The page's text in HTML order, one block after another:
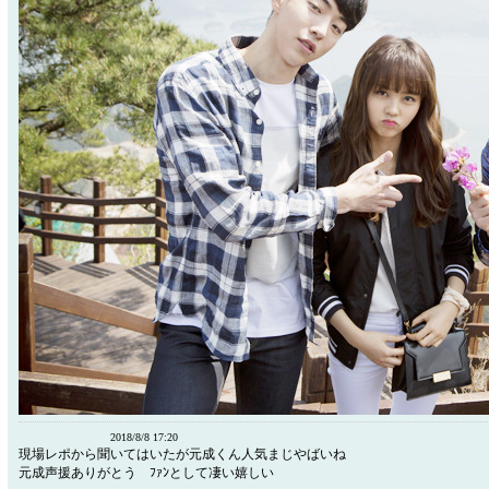
2018/8/8 17:20
現場レポから聞いてはいたが元成くん人気まじやばいね
元成声援ありがとう ﾌｧﾝとして凄い嬉しい